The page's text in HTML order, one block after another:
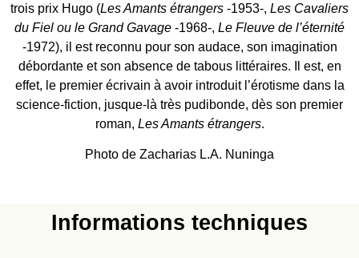
trois prix Hugo (Les Amants étrangers -1953-, Les Cavaliers
du Fiel ou le Grand Gavage -1968-, Le Fleuve de l’éternité
-1972), il est reconnu pour son audace, son imagination
débordante et son absence de tabous littéraires. Il est, en
effet, le premier écrivain à avoir introduit l’érotisme dans la
science-fiction, jusque-là très pudibonde, dès son premier
roman, Les Amants étrangers.
Photo de Zacharias L.A. Nuninga
Informations techniques